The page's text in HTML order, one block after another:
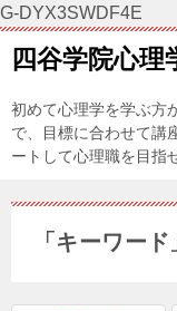
G-DYX3SWDF4E
四谷学院心
初めて心理学を学ぶ方
で、目標に合わせて講
ートして心理職を目指
「キーワー